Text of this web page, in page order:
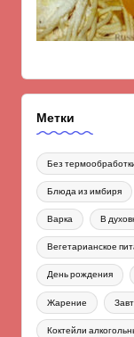
Метки
Без
Блюда из имбиря
Варка В
Вегетарианское
День рождения
Жарение
Коктейли